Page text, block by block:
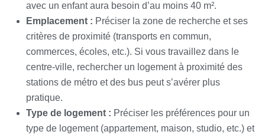
avec un enfant aura besoin d’au moins 40 m².
Emplacement : Préciser la zone de recherche et ses
critères de proximité (transports en commun,
commerces, écoles, etc.). Si vous travaillez dans le
centre-ville, rechercher un logement à proximité des
stations de métro et des bus peut s’avérer plus
pratique.
Type de logement : Préciser les préférences pour un
type de logement (appartement, maison, studio, etc.) et